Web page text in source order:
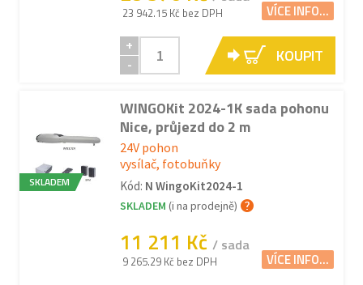
23 942.15 Kč bez DPH VÍCE INFO...
+
-
KOUPIT
SKLADEM
WINGOKit 2024-1K sada pohonu
Nice, průjezd do 2 m
24V pohon
vysílač, fotobuňky
Kód: N WingoKit2024-1
SKLADEM (i na prodejně)
11 211 Kč / sada
9 265.29 Kč bez DPH VÍCE INFO...